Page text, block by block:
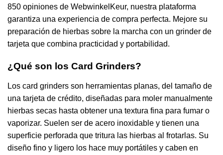
850 opiniones de WebwinkelKeur, nuestra plataforma
garantiza una experiencia de compra perfecta. Mejore su
preparación de hierbas sobre la marcha con un grinder de
tarjeta que combina practicidad y portabilidad.
¿Qué son los Card Grinders?
Los card grinders son herramientas planas, del tamaño de
una tarjeta de crédito, diseñadas para moler manualmente
hierbas secas hasta obtener una textura fina para fumar o
vaporizar. Suelen ser de acero inoxidable y tienen una
superficie perforada que tritura las hierbas al frotarlas. Su
diseño fino y ligero los hace muy portátiles y caben en